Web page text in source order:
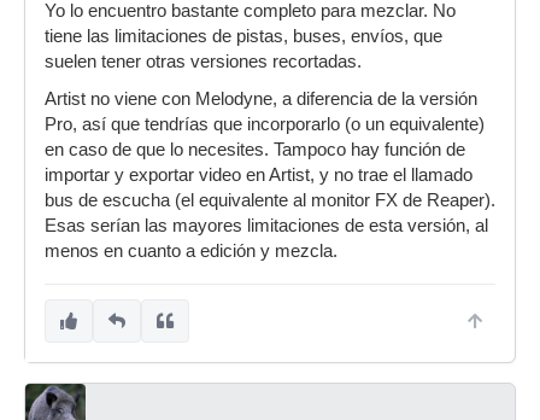
Yo lo encuentro bastante completo para mezclar. No
tiene las limitaciones de pistas, buses, envíos, que
suelen tener otras versiones recortadas.
Artist no viene con Melodyne, a diferencia de la versión
Pro, así que tendrías que incorporarlo (o un equivalente)
en caso de que lo necesites. Tampoco hay función de
importar y exportar video en Artist, y no trae el llamado
bus de escucha (el equivalente al monitor FX de Reaper).
Esas serían las mayores limitaciones de esta versión, al
menos en cuanto a edición y mezcla.